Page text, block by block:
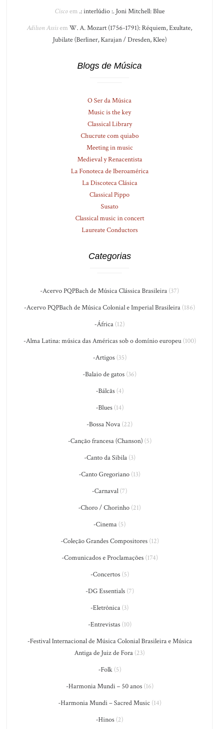
Ciscoem .: interlúdio :. Joni Mitchell: Blue
Adilson Assisem W. A. Mozart (1756-1791): Réquiem, Exultate,
Jubilate (Berliner, Karajan / Dresden, Klee)
Blogs de Música
O Ser da Música
Music is the key
Classical Library
Chucrute com quiabo
Meeting in music
Medieval y Renacentista
La Fonoteca de Iberoamérica
La Discoteca Clásica
Classical Pippo
Susato
Classical music in concert
Laureate Conductors
Categorias
-Acervo PQPBach de Música Clássica Brasileira (37)
-Acervo PQPBach de Música Colonial e Imperial Brasileira (186)
-África (12)
-Alma Latina: música das Américas sob o domínio europeu(100)
-Artigos(35)
-Balaio de gatos (36)
-Bálcãs(4)
-Blues(14)
-Bossa Nova (22)
-Canção francesa (Chanson)(5)
-Canto da Sibila(3)
-Canto Gregoriano (13)
-Carnaval (7)
-Choro / Chorinho (21)
-Cinema (5)
-Coleção Grandes Compositores(12)
-Comunicados e Proclamações(174)
-Concertos(5)
-DG Essentials(7)
-Eletrônica (3)
-Entrevistas(10)
-Festival Internacional de Música Colonial Brasileira e Música
Antiga de Juiz de Fora (23)
-Folk(5)
-Harmonia Mundi – 50 anos(16)
-Harmonia Mundi – Sacred Music (14)
-Hinos (2)